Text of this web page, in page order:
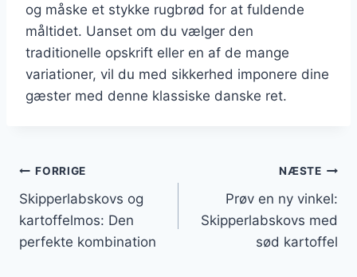
og måske et stykke rugbrød for at fuldende
måltidet. Uanset om du vælger den
traditionelle opskrift eller en af de mange
variationer, vil du med sikkerhed imponere dine
gæster med denne klassiske danske ret.
Indlægsnavigation
FORRIGE
Skipperlabskovs og
kartoffelmos: Den
perfekte kombination
NÆSTE
Prøv en ny vinkel:
Skipperlabskovs med
sød kartoffel